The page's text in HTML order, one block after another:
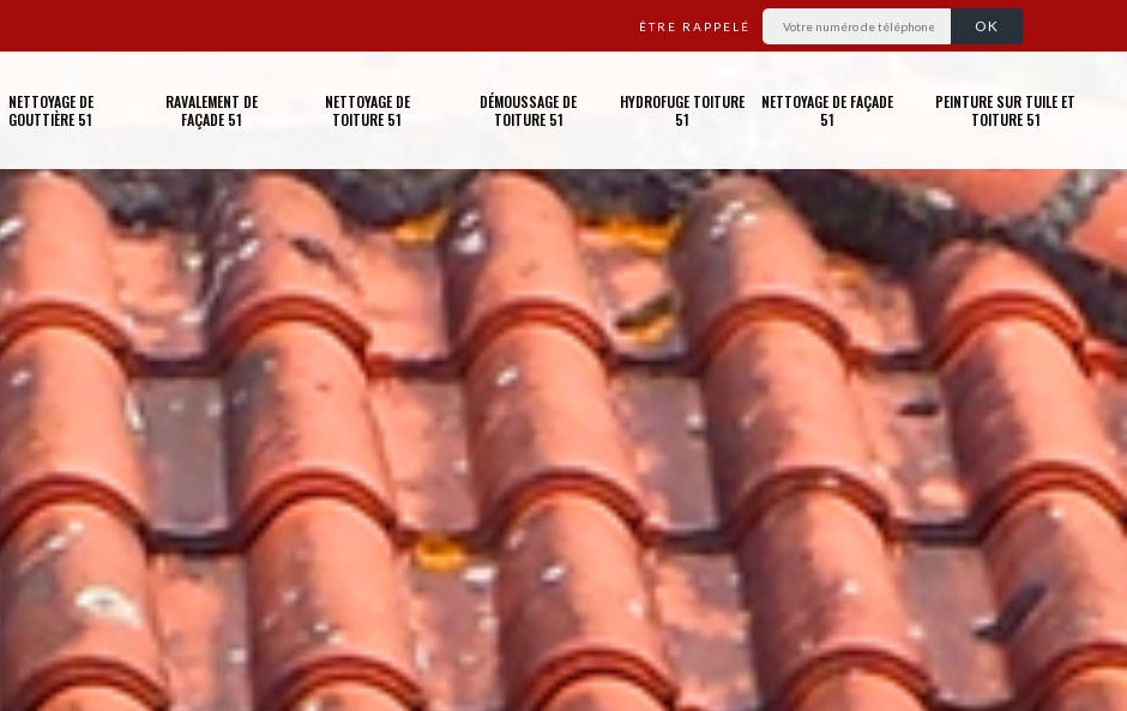
ÊTRE RAPPELÉ
NETTOYAGE DE
GOUTTIÈRE 51
RAVALEMENT DE
FAÇADE 51
NETTOYAGE DE
TOITURE 51
DÉMOUSSAGE DE
TOITURE 51
HYDROFUGE TOITURE
51
NETTOYAGE DE FAÇADE
51
PEINTURE SUR TUILE ET
TOITURE 51